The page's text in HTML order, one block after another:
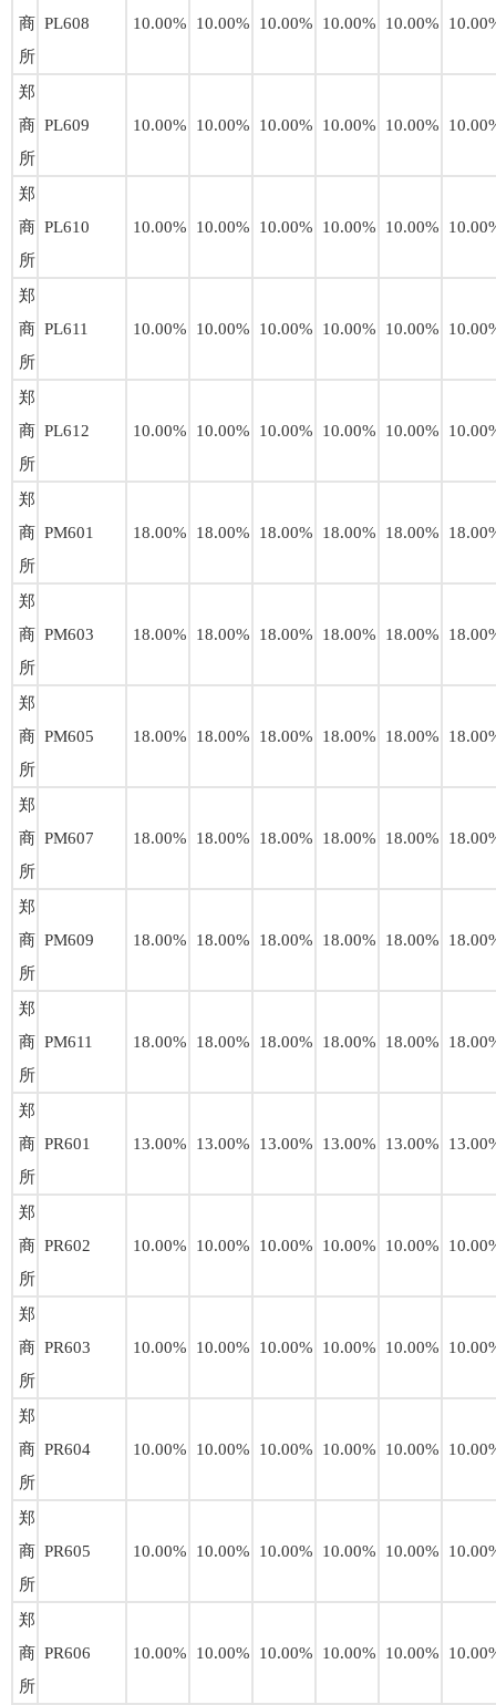
商
所
PL608 10.00% 10.00% 10.00% 10.00% 10.00%
郑
商
所
PL609 10.00% 10.00% 10.00% 10.00% 10.00%
郑
商
所
PL610 10.00% 10.00% 10.00% 10.00% 10.00%
郑
商
所
PL611 10.00% 10.00% 10.00% 10.00% 10.00%
郑
商
所
PL612 10.00% 10.00% 10.00% 10.00% 10.00%
郑
商
所
PM601 18.00% 18.00% 18.00% 18.00% 18.00%
郑
商
所
PM603 18.00% 18.00% 18.00% 18.00% 18.00%
郑
商
所
PM605 18.00% 18.00% 18.00% 18.00% 18.00%
郑
商
所
PM607 18.00% 18.00% 18.00% 18.00% 18.00%
郑
商
所
PM609 18.00% 18.00% 18.00% 18.00% 18.00%
郑
商
所
PM611 18.00% 18.00% 18.00% 18.00% 18.00%
郑
商
所
PR601 13.00% 13.00% 13.00% 13.00% 13.00%
郑
商
所
PR602 10.00% 10.00% 10.00% 10.00% 10.00%
郑
商
所
PR603 10.00% 10.00% 10.00% 10.00% 10.00%
郑
商
所
PR604 10.00% 10.00% 10.00% 10.00% 10.00%
郑
商
所
PR605 10.00% 10.00% 10.00% 10.00% 10.00%
郑
商
所
PR606 10.00% 10.00% 10.00% 10.00% 10.00%